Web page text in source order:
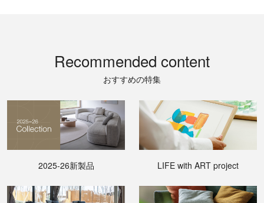
Recommended content
おすすめの特集
2025-26新製品 LIFE with ART project